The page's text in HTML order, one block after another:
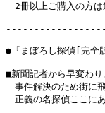
2冊以上ご購入の方は
●『まぼろし探偵[完
■新聞記者から早変わり
事件解決のため街に飛
正義の名探偵ここにあ